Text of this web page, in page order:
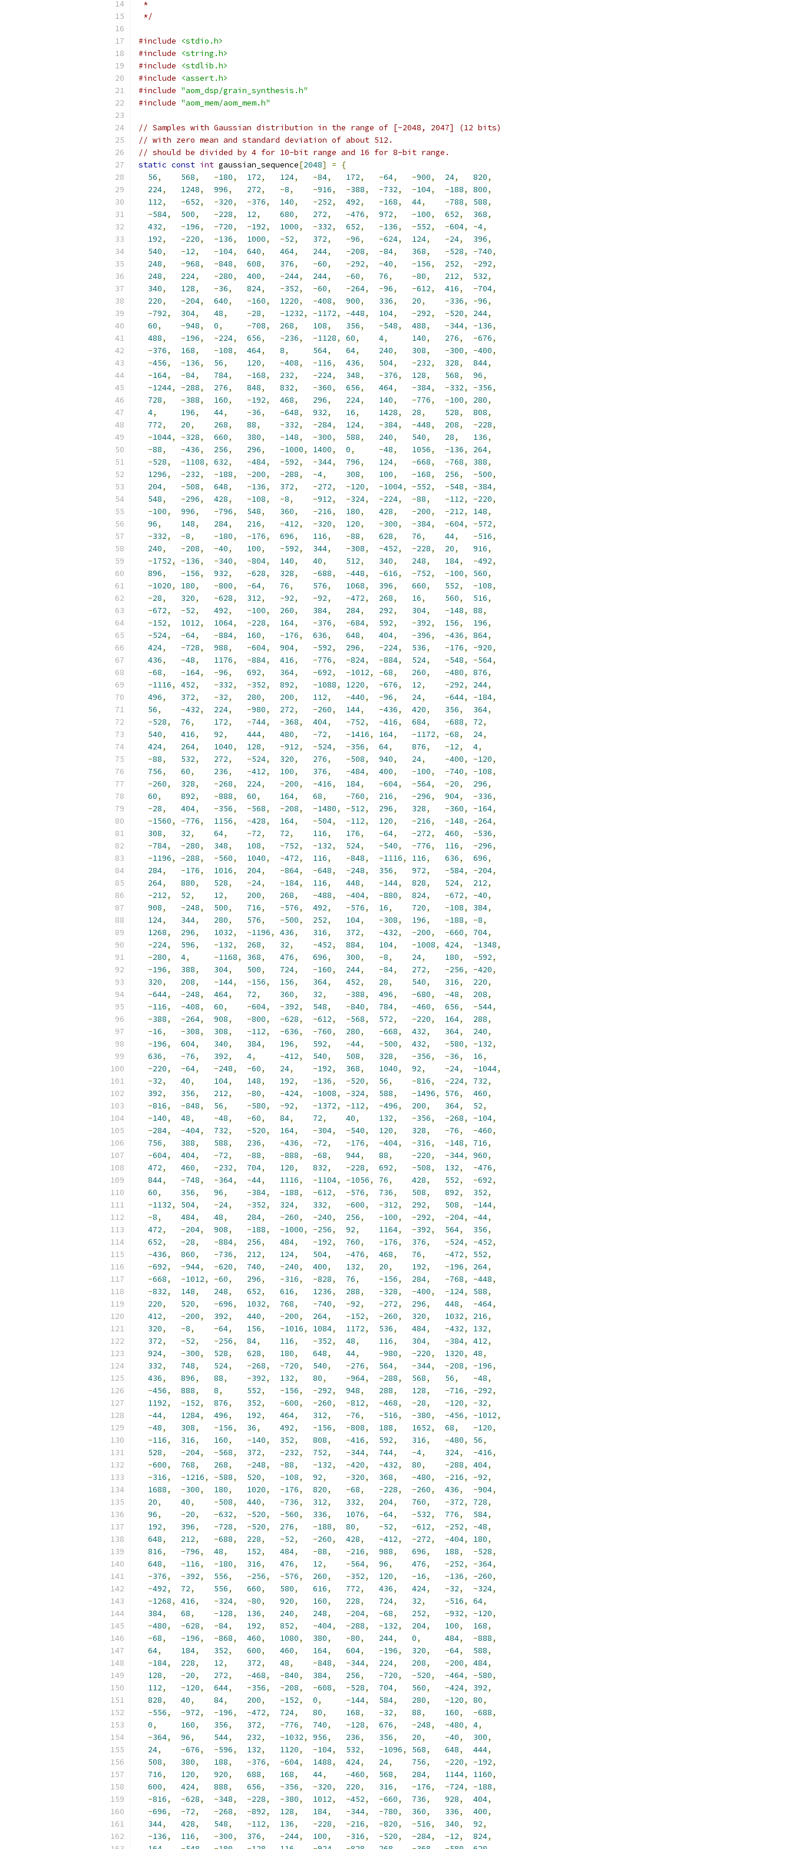
*
*/
#include
<stdio.h>
#include
<string.h>
#include
<stdlib.h>
#include
<assert.h>
#include "aom_dsp/grain_synthesis.h"
#include "aom_mem/aom_mem.h"
// Samples with Gaussian distribution in the range of [-2048, 2047] (12 bits)
// with zero mean and standard deviation of about 512.
// should be divided by 4 for 10-bit range and 16 for 8-bit range.
static const int gaussian_sequence[2048] =
{
56, 568, -180, 172, 124, -84, 172, -64, -900, 24, 820,
224, 1248, 996, 272, -8, -916, -388, -732, -104, -188, 800,
112, -652, -320, -376, 140, -252, 492, -168, 44, -788, 588,
-584, 500, -228, 12, 680, 272, -476, 972, -100, 652, 368,
432, -196, -720, -192, 1000, -332, 652, -136, -552, -604, -4,
192, -220, -136, 1000, -52, 372, -96, -624, 124, -24, 396,
540, -12, -104, 640, 464, 244, -208, -84, 368, -528, -740,
248, -968, -848, 608, 376, -60, -292, -40, -156, 252, -292,
248, 224, -280, 400, -244, 244, -60, 76, -80, 212, 532,
340, 128, -36, 824, -352, -60, -264, -96, -612, 416, -704,
220, -204, 640, -160, 1220, -408, 900, 336, 20, -336, -96,
-792, 304, 48, -28, -1232, -1172, -448, 104, -292, -520, 244,
60, -948, 0, -708, 268, 108, 356, -548, 488, -344, -136,
488, -196, -224, 656, -236, -1128, 60, 4, 140, 276, -676,
-376, 168, -108, 464, 8, 564, 64, 240, 308, -300, -400,
-456, -136, 56, 120, -408, -116, 436, 504, -232, 328, 844,
-164, -84, 784, -168, 232, -224, 348, -376, 128, 568, 96,
-1244, -288, 276, 848, 832, -360, 656, 464, -384, -332, -356,
728, -388, 160, -192, 468, 296, 224, 140, -776, -100, 280,
4, 196, 44, -36, -648, 932, 16, 1428, 28, 528, 808,
772, 20, 268, 88, -332, -284, 124, -384, -448, 208, -228,
-1044, -328, 660, 380, -148, -300, 588, 240, 540, 28, 136,
-88, -436, 256, 296, -1000, 1400, 0, -48, 1056, -136, 264,
-528, -1108, 632, -484, -592, -344, 796, 124, -668, -768, 388,
1296, -232, -188, -200, -288, -4, 308, 100, -168, 256, -500,
204, -508, 648, -136, 372, -272, -120, -1004, -552, -548, -384,
548, -296, 428, -108, -8, -912, -324, -224, -88, -112, -220,
-100, 996, -796, 548, 360, -216, 180, 428, -200, -212, 148,
96, 148, 284, 216, -412, -320, 120, -300, -384, -604, -572,
-332, -8, -180, -176, 696, 116, -88, 628, 76, 44, -516,
240, -208, -40, 100, -592, 344, -308, -452, -228, 20, 916,
-1752, -136, -340, -804, 140, 40, 512, 340, 248, 184, -492,
896, -156, 932, -628, 328, -688, -448, -616, -752, -100, 560,
-1020, 180, -800, -64, 76, 576, 1068, 396, 660, 552, -108,
-28, 320, -628, 312, -92, -92, -472, 268, 16, 560, 516,
-672, -52, 492, -100, 260, 384, 284, 292, 304, -148, 88,
-152, 1012, 1064, -228, 164, -376, -684, 592, -392, 156, 196,
-524, -64, -884, 160, -176, 636, 648, 404, -396, -436, 864,
424, -728, 988, -604, 904, -592, 296, -224, 536, -176, -920,
436, -48, 1176, -884, 416, -776, -824, -884, 524, -548, -564,
-68, -164, -96, 692, 364, -692, -1012, -68, 260, -480, 876,
-1116, 452, -332, -352, 892, -1088, 1220, -676, 12, -292, 244,
496, 372, -32, 280, 200, 112, -440, -96, 24, -644, -184,
56, -432, 224, -980, 272, -260, 144, -436, 420, 356, 364,
-528, 76, 172, -744, -368, 404, -752, -416, 684, -688, 72,
540, 416, 92, 444, 480, -72, -1416, 164, -1172, -68, 24,
424, 264, 1040, 128, -912, -524, -356, 64, 876, -12, 4,
-88, 532, 272, -524, 320, 276, -508, 940, 24, -400, -120,
756, 60, 236, -412, 100, 376, -484, 400, -100, -740, -108,
-260, 328, -268, 224, -200, -416, 184, -604, -564, -20, 296,
60, 892, -888, 60, 164, 68, -760, 216, -296, 904, -336,
-28, 404, -356, -568, -208, -1480, -512, 296, 328, -360, -164,
-1560, -776, 1156, -428, 164, -504, -112, 120, -216, -148, -264,
308, 32, 64, -72, 72, 116, 176, -64, -272, 460, -536,
-784, -280, 348, 108, -752, -132, 524, -540, -776, 116, -296,
-1196, -288, -560, 1040, -472, 116, -848, -1116, 116, 636, 696,
284, -176, 1016, 204, -864, -648, -248, 356, 972, -584, -204,
264, 880, 528, -24, -184, 116, 448, -144, 828, 524, 212,
-212, 52, 12, 200, 268, -488, -404, -880, 824, -672, -40,
908, -248, 500, 716, -576, 492, -576, 16, 720, -108, 384,
124, 344, 280, 576, -500, 252, 104, -308, 196, -188, -8,
1268, 296, 1032, -1196, 436, 316, 372, -432, -200, -660, 704,
-224, 596, -132, 268, 32, -452, 884, 104, -1008, 424, -1348,
-280, 4, -1168, 368, 476, 696, 300, -8, 24, 180, -592,
-196, 388, 304, 500, 724, -160, 244, -84, 272, -256, -420,
320, 208, -144, -156, 156, 364, 452, 28, 540, 316, 220,
-644, -248, 464, 72, 360, 32, -388, 496, -680, -48, 208,
-116, -408, 60, -604, -392, 548, -840, 784, -460, 656, -544,
-388, -264, 908, -800, -628, -612, -568, 572, -220, 164, 288,
-16, -308, 308, -112, -636, -760, 280, -668, 432, 364, 240,
-196, 604, 340, 384, 196, 592, -44, -500, 432, -580, -132,
636, -76, 392, 4, -412, 540, 508, 328, -356, -36, 16,
-220, -64, -248, -60, 24, -192, 368, 1040, 92, -24, -1044,
-32, 40, 104, 148, 192, -136, -520, 56, -816, -224, 732,
392, 356, 212, -80, -424, -1008, -324, 588, -1496, 576, 460,
-816, -848, 56, -580, -92, -1372, -112, -496, 200, 364, 52,
-140, 48, -48, -60, 84, 72, 40, 132, -356, -268, -104,
-284, -404, 732, -520, 164, -304, -540, 120, 328, -76, -460,
756, 388, 588, 236, -436, -72, -176, -404, -316, -148, 716,
-604, 404, -72, -88, -888, -68, 944, 88, -220, -344, 960,
472, 460, -232, 704, 120, 832, -228, 692, -508, 132, -476,
844, -748, -364, -44, 1116, -1104, -1056, 76, 428, 552, -692,
60, 356, 96, -384, -188, -612, -576, 736, 508, 892, 352,
-1132, 504, -24, -352, 324, 332, -600, -312, 292, 508, -144,
-8, 484, 48, 284, -260, -240, 256, -100, -292, -204, -44,
472, -204, 908, -188, -1000, -256, 92, 1164, -392, 564, 356,
652, -28, -884, 256, 484, -192, 760, -176, 376, -524, -452,
-436, 860, -736, 212, 124, 504, -476, 468, 76, -472, 552,
-692, -944, -620, 740, -240, 400, 132, 20, 192, -196, 264,
-668, -1012, -60, 296, -316, -828, 76, -156, 284, -768, -448,
-832, 148, 248, 652, 616, 1236, 288, -328, -400, -124, 588,
220, 520, -696, 1032, 768, -740, -92, -272, 296, 448, -464,
412, -200, 392, 440, -200, 264, -152, -260, 320, 1032, 216,
320, -8, -64, 156, -1016, 1084, 1172, 536, 484, -432, 132,
372, -52, -256, 84, 116, -352, 48, 116, 304, -384, 412,
924, -300, 528, 628, 180, 648, 44, -980, -220, 1320, 48,
332, 748, 524, -268, -720, 540, -276, 564, -344, -208, -196,
436, 896, 88, -392, 132, 80, -964, -288, 568, 56, -48,
-456, 888, 8, 552, -156, -292, 948, 288, 128, -716, -292,
1192, -152, 876, 352, -600, -260, -812, -468, -28, -120, -32,
-44, 1284, 496, 192, 464, 312, -76, -516, -380, -456, -1012,
-48, 308, -156, 36, 492, -156, -808, 188, 1652, 68, -120,
-116, 316, 160, -140, 352, 808, -416, 592, 316, -480, 56,
528, -204, -568, 372, -232, 752, -344, 744, -4, 324, -416,
-600, 768, 268, -248, -88, -132, -420, -432, 80, -288, 404,
-316, -1216, -588, 520, -108, 92, -320, 368, -480, -216, -92,
1688, -300, 180, 1020, -176, 820, -68, -228, -260, 436, -904,
20, 40, -508, 440, -736, 312, 332, 204, 760, -372, 728,
96, -20, -632, -520, -560, 336, 1076, -64, -532, 776, 584,
192, 396, -728, -520, 276, -188, 80, -52, -612, -252, -48,
648, 212, -688, 228, -52, -260, 428, -412, -272, -404, 180,
816, -796, 48, 152, 484, -88, -216, 988, 696, 188, -528,
648, -116, -180, 316, 476, 12, -564, 96, 476, -252, -364,
-376, -392, 556, -256, -576, 260, -352, 120, -16, -136, -260,
-492, 72, 556, 660, 580, 616, 772, 436, 424, -32, -324,
-1268, 416, -324, -80, 920, 160, 228, 724, 32, -516, 64,
384, 68, -128, 136, 240, 248, -204, -68, 252, -932, -120,
-480, -628, -84, 192, 852, -404, -288, -132, 204, 100, 168,
-68, -196, -868, 460, 1080, 380, -80, 244, 0, 484, -888,
64, 184, 352, 600, 460, 164, 604, -196, 320, -64, 588,
-184, 228, 12, 372, 48, -848, -344, 224, 208, -200, 484,
128, -20, 272, -468, -840, 384, 256, -720, -520, -464, -580,
112, -120, 644, -356, -208, -608, -528, 704, 560, -424, 392,
828, 40, 84, 200, -152, 0, -144, 584, 280, -120, 80,
-556, -972, -196, -472, 724, 80, 168, -32, 88, 160, -688,
0, 160, 356, 372, -776, 740, -128, 676, -248, -480, 4,
-364, 96, 544, 232, -1032, 956, 236, 356, 20, -40, 300,
24, -676, -596, 132, 1120, -104, 532, -1096, 568, 648, 444,
508, 380, 188, -376, -604, 1488, 424, 24, 756, -220, -192,
716, 120, 920, 688, 168, 44, -460, 568, 284, 1144, 1160,
600, 424, 888, 656, -356, -320, 220, 316, -176, -724, -188,
-816, -628, -348, -228, -380, 1012, -452, -660, 736, 928, 404,
-696, -72, -268, -892, 128, 184, -344, -780, 360, 336, 400,
344, 428, 548, -112, 136, -228, -216, -820, -516, 340, 92,
-136, 116, -300, 376, -244, 100, -316, -520, -284, -12, 824,